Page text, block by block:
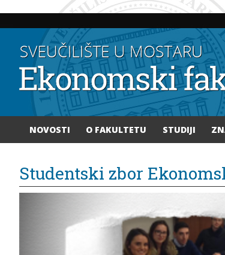
NOVOSTI O FAKULTETU STUDIJI
Vi ste ovdje
Studentski zbor